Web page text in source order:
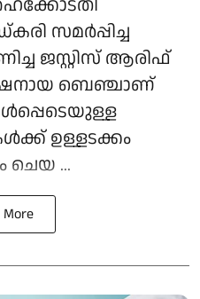
സമർപ്പിച്ച
ജസ്റ്റിസ് ആരിഫ്
ബെഞ്ചാണ്
ഉള്ളടക്കം
ചെയ ...
More